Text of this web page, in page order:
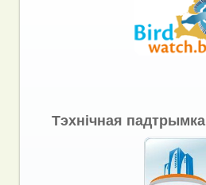
Тэхнічная падтрымка